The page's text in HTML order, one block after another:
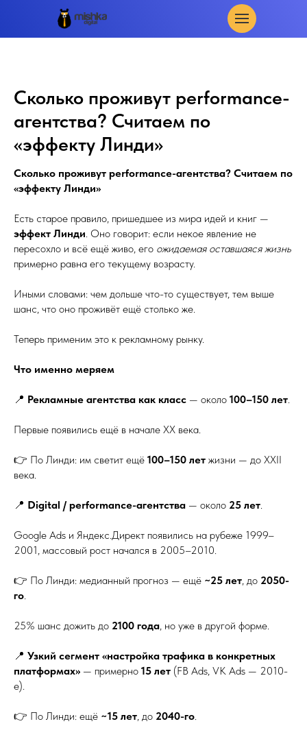
Сколько проживут performance-
агентства? Считаем по
«эффекту Линди»
Сколько проживут performance-агентства? Считаем по
«эффекту Линди»
Есть старое правило, пришедшее из мира идей и книг —
эффект Линди. Оно говорит: если некое явление не
пересохло и всё ещё живо, его ожидаемая оставшаяся жизнь
примерно равна его текущему возрасту.
Иными словами: чем дольше что-то существует, тем выше
шанс, что оно проживёт ещё столько же.
Теперь применим это к рекламному рынку.
Что именно меряем
📍 Рекламные агентства как класс — около 100–150 лет.
Первые появились ещё в начале XX века.
👉 По Линди: им светит ещё 100–150 лет жизни — до XXII
века.
📍 Digital / performance-агентства — около 25 лет.
Google Ads и Яндекс.Директ появились на рубеже 1999–
2001, массовый рост начался в 2005–2010.
👉 По Линди: медианный прогноз — ещё ~25 лет, до 2050-
го.
25% шанс дожить до 2100 года, но уже в другой форме.
📍 Узкий сегмент «настройка трафика в конкретных
платформах» — примерно 15 лет (FB Ads, VK Ads — 2010-
е).
👉 По Линди: ещё ~15 лет, до 2040-го.